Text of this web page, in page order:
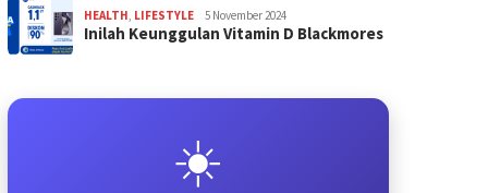
HEALTH, LIFESTYLE 5 November 2024
Inilah Keunggulan Vitamin D Blackmores
☀️